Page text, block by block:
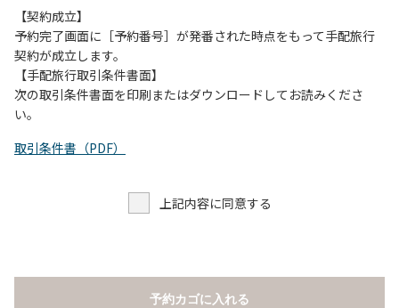
【契約成立】
予約完了画面に［予約番号］が発番された時点をもって手配旅行
契約が成立します。
【手配旅行取引条件書面】
次の取引条件書面を印刷またはダウンロードしてお読みくださ
い。
取引条件書（PDF）
上記内容に同意する
予約カゴに入れる